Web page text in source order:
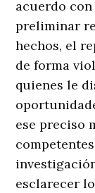
acuerdo
preliminar
hechos, el
de forma
quienes le
ese preciso
esclarecer